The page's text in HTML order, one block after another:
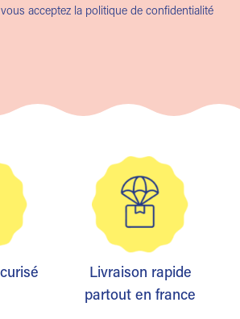
acceptez la politique de confidentialité
Livraison rapide
partout en france